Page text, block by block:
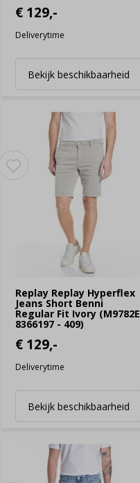
€ 129,-
Deliverytime
Bekijk beschikbaarheid
Replay Replay Hyperflex
Jeans Short Benni
Regular Fit Ivory (M9782E
8366197 - 409)
€ 129,-
Deliverytime
Bekijk beschikbaarheid